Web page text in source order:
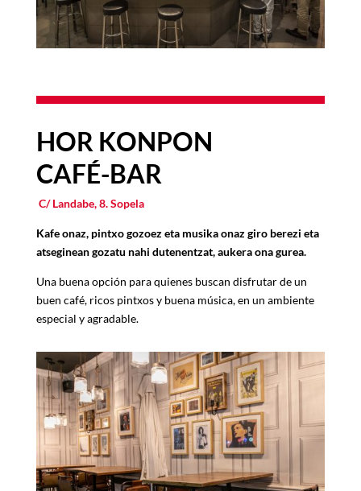
HOR KONPON
CAFÉ-BAR
C/ Landabe, 8. Sopela
Kafe onaz, pintxo gozoez eta musika onaz giro berezi eta
atseginean gozatu nahi dutenentzat, aukera ona gurea.
Una buena opción para quienes buscan disfrutar de un
buen café, ricos pintxos y buena música, en un ambiente
especial y agradable.